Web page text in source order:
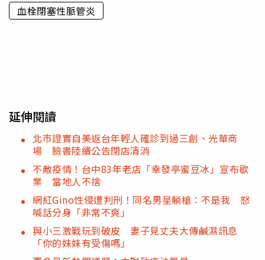
血栓閉塞性脈管炎
延伸閱讀
北市證實自美返台年輕人確診到過三創、光華商
場 臉書陸續公告閉店清消
不敵疫情！台中83年老店「幸發亭蜜豆冰」宣布歇
業 當地人不捨
網紅Gino性侵遭判刑！同名男星躺槍：不是我 怒
喊話分身「非常不爽」
與小三激戰玩到破皮 妻子見丈夫大傳鹹濕訊息
「你的妹妹有受傷嗎」